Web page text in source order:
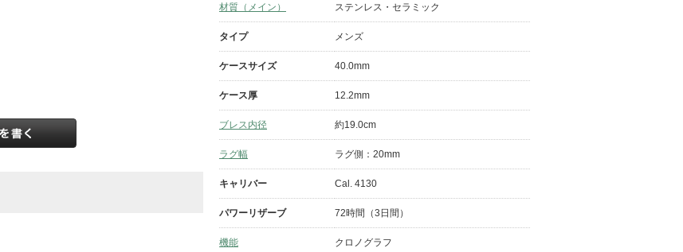
材質（メイン） ステンレス・セラミック
タイプ メンズ
ケースサイズ 40.0mm
ケース厚 12.2mm
ブレス内径 約19.0cm
ラグ幅 ラグ側：20mm
キャリバー Cal. 4130
パワーリザーブ 72時間（3日間）
機能 クロノグラフ